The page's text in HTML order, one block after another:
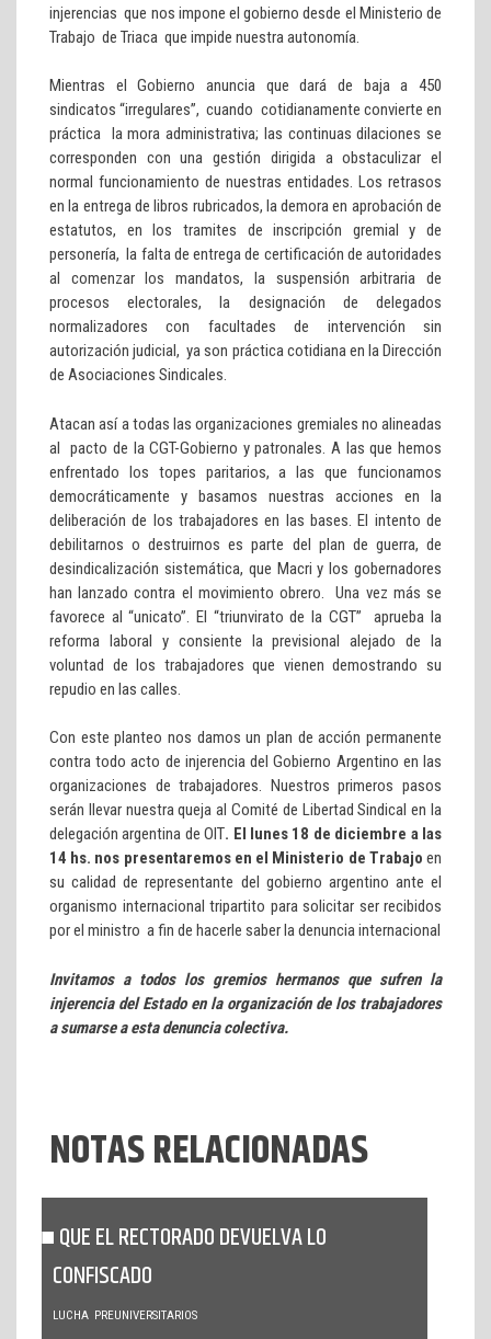
injerencias que nos impone el gobierno desde el Ministerio de
Trabajo de Triaca que impide nuestra autonomía.
Mientras el Gobierno anuncia que dará de baja a 450
sindicatos “irregulares”, cuando cotidianamente convierte en
práctica la mora administrativa; las continuas dilaciones se
corresponden con una gestión dirigida a obstaculizar el
normal funcionamiento de nuestras entidades. Los retrasos
en la entrega de libros rubricados, la demora en aprobación de
estatutos, en los tramites de inscripción gremial y de
personería, la falta de entrega de certificación de autoridades
al comenzar los mandatos, la suspensión arbitraria de
procesos electorales, la designación de delegados
normalizadores con facultades de intervención sin
autorización judicial, ya son práctica cotidiana en la Dirección
de Asociaciones Sindicales.
Atacan así a todas las organizaciones gremiales no alineadas
al pacto de la CGT-Gobierno y patronales. A las que hemos
enfrentado los topes paritarios, a las que funcionamos
democráticamente y basamos nuestras acciones en la
deliberación de los trabajadores en las bases. El intento de
debilitarnos o destruirnos es parte del plan de guerra, de
desindicalización sistemática, que Macri y los gobernadores
han lanzado contra el movimiento obrero. Una vez más se
favorece al “unicato”. El “triunvirato de la CGT” aprueba la
reforma laboral y consiente la previsional alejado de la
voluntad de los trabajadores que vienen demostrando su
repudio en las calles.
Con este planteo nos damos un plan de acción permanente
contra todo acto de injerencia del Gobierno Argentino en las
organizaciones de trabajadores. Nuestros primeros pasos
serán llevar nuestra queja al Comité de Libertad Sindical en la
delegación argentina de OIT. El lunes 18 de diciembre a las
14 hs. nos presentaremos en el Ministerio de Trabajo en
su calidad de representante del gobierno argentino ante el
organismo internacional tripartito para solicitar ser recibidos
por el ministro a fin de hacerle saber la denuncia internacional
Invitamos a todos los gremios hermanos que sufren la
injerencia del Estado en la organización de los trabajadores
a sumarse a esta denuncia colectiva.
NOTAS RELACIONADAS
QUE EL RECTORADO DEVUELVA LO
CONFISCADO
LUCHA PREUNIVERSITARIOS